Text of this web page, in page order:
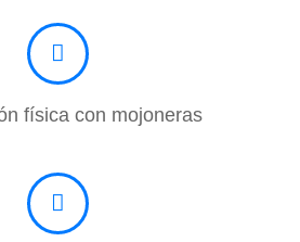
física con mojoneras